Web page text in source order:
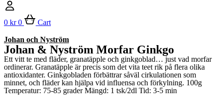
0 kr 0 Cart
Johan och Nyström
Johan & Nyström Morfar Ginkgo
Ett vitt te med fläder, granatäpple och ginkgoblad… just vad morfar
ordinerar. Granatäpple är precis som det vita teet rik på flera olika
antioxidanter. Ginkgobladen förbättrar såväl cirkulationen som
minnet, och fläder kan hjälpa vid influensa och förkylning. 100g
Temperatur: 75-85 grader Mängd: 1 tsk/2dl Tid: 3-5 min